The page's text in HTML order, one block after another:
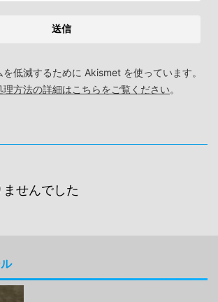
低減するために Akismet を使っています。
理方法の詳細はこちらをご覧ください。
せんでした